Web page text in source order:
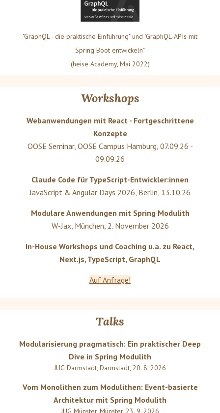
"GraphQL - die praktische Einführung" und "GraphQL-APIs mit
Spring Boot entwickeln"
(heise Academy, Mai 2022)
Workshops
Webanwendungen mit React - Fortgeschrittene
Konzepte
OOSE Seminar, OOSE Campus Hamburg 07.09.26 -
09.09.26
Claude Code für TypeScript-Entwickler:innen
JavaScript & Angular Days 2026 Berlin 13.10.26
Modulare Anwendungen mit Spring Modulith
W-Jax, München 2. November 2026
In-House Workshops und Coaching u.a. zu React,
Next.js, TypeScript, GraphQL
Auf Anfrage!
Talks
Modularisierung pragmatisch: Ein praktischer Deep
Dive in Spring Modulith
JUG Darmstadt, Darmstadt, 20. 8. 2026
Vom Monolithen zum Modulithen: Event-basierte
Architektur mit Spring Modulith
JUG Münster, Münster, 23. 9. 2026